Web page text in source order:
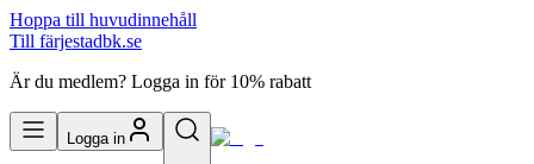
Hoppa till huvudinnehåll
Till färjestadbk.se
Är du medlem? Logga in för 10% rabatt
Logga in